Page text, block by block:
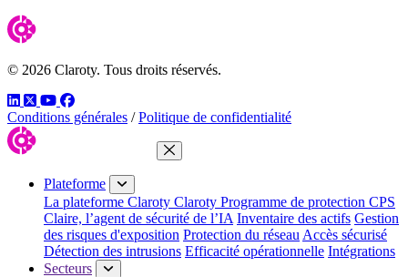
© 2026 Claroty. Tous droits réservés.
LinkedIn
TwitterYouTube
Facebook
Conditions générales / Politique de confidentialité
Fermer le menu
Plateforme
La plateforme Claroty Claroty Programme de protection CPS
Claire, l’agent de sécurité de l’IA Inventaire des actifs Gestion
des risques d'exposition Protection du réseau Accès sécurisé
Détection des intrusions Efficacité opérationnelle Intégrations
Secteurs